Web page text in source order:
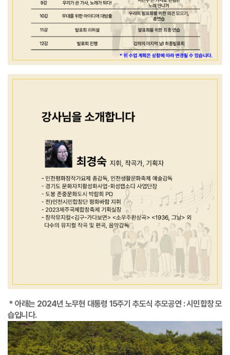
* 아래는 2024년 노무현 대통령 15주기 추도식 추모공연 : 시민합창 모
습입니다.